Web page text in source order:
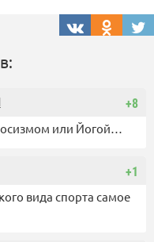
+8
или Йогой…
+1
вида спорта самое